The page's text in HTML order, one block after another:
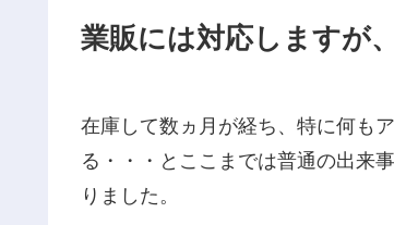
業販には対応しますが
在庫して数ヵ月が経ち、特に何も
る・・・とここまでは普通の出来
りました。